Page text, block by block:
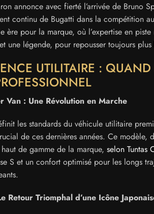
annonce avec fierté l’arrivée de
continu de Bugatti dans la compétition
ère pour la marque, où l’expertise en
une légende, pour repousser toujours
UTILITAIRE :
Van : Une Révolution en Marche
les standards du véhicule utilitaire
de ces dernières années. Ce
de gamme de la marque, selon Tuntas
S et un confort optimisé pour les longs
Retour Triomphal d’une Icône